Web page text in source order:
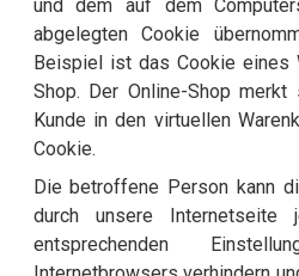
und dem auf dem
abgelegten Cookie
Beispiel ist das Cookie eines
Shop. Der Online-Shop
Kunde in den virtuellen
Cookie.
Die betroffene Person kann
durch unsere Internetseite
entsprechenden